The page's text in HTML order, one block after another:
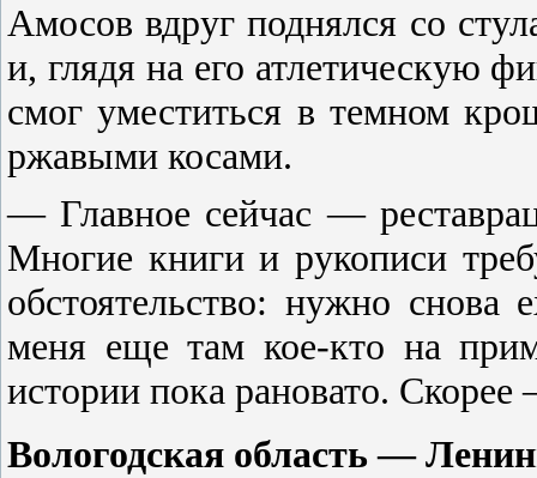
Амосов вдруг поднялся со
и, глядя на его атлетическую
смог уместиться в темном
ржавыми косами.
— Главное сейчас —
Многие книги и рукописи
обстоятельство: нужно
меня еще там кое-кто на
истории пока рановато.
Вологодская область —